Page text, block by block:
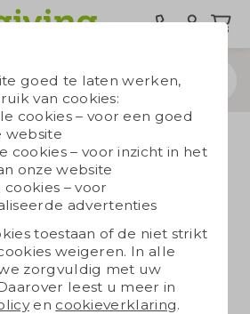
goed te laten werken,
van cookies:
cookies – voor een goed
website
cookies – voor inzicht in het
onze website
– voor
advertenties
toestaan of de niet strikt
weigeren. In alle
zorgvuldig met uw
leest u meer in
en cookieverklaring.